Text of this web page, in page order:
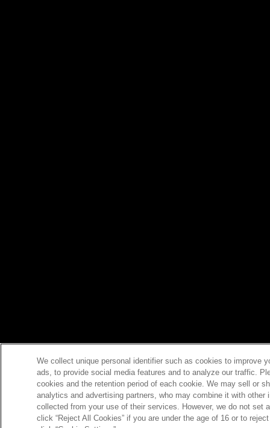
We collect unique personal identifier such as cookies to improve
ads, to provide social media features and to analyze our traffic.
cookies and the retention period of each cookie. We may sell or
analytics and advertising partners, who may combine it with
collected from your use of their services. However, we do not set
click “Reject All Cookies” if you are under the age of 16 or to